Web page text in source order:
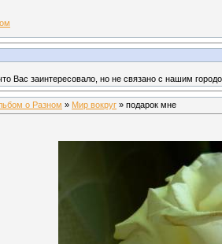
Вас заинтересовало, но не связано с нашим
о Разном » Мир вокруг » подарок мне